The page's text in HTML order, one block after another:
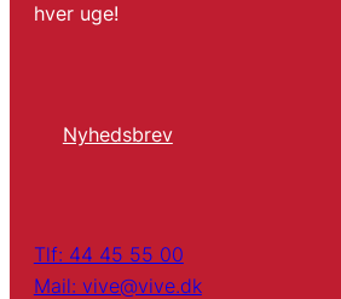
hver uge!
Nyhedsbrev
Tlf: 44 45 55 00
Mail: vive@vive.dk